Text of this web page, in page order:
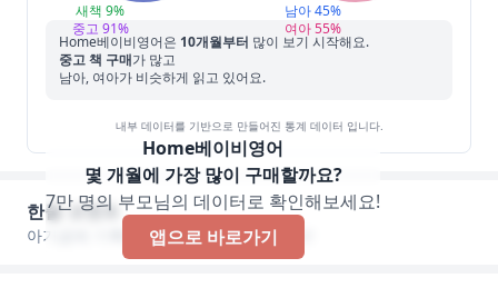
새책 9%
중고 91%
남아 45%
여아 55%
Home베이비영어은 10개월부터 많이 보기 시작해요.
중고 책 구매가 많고
남아, 여아가 비슷하게 읽고 있어요.
내부 데이터를 기반으로 만들어진 통계 데이터 입니다.
Home베이비영어
몇 개월에 가장 많이 구매할까요?
7만 명의 부모님의 데이터로 확인해보세요!
앱으로 바로가기
한줄 코멘트
아기곰에 기록된 한줄 코멘트가 없습니다!